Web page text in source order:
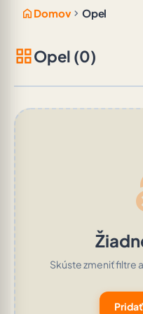
home Domov chevron_right Opel
grid_viewOpel (0)
Skúste zmeniť filtre